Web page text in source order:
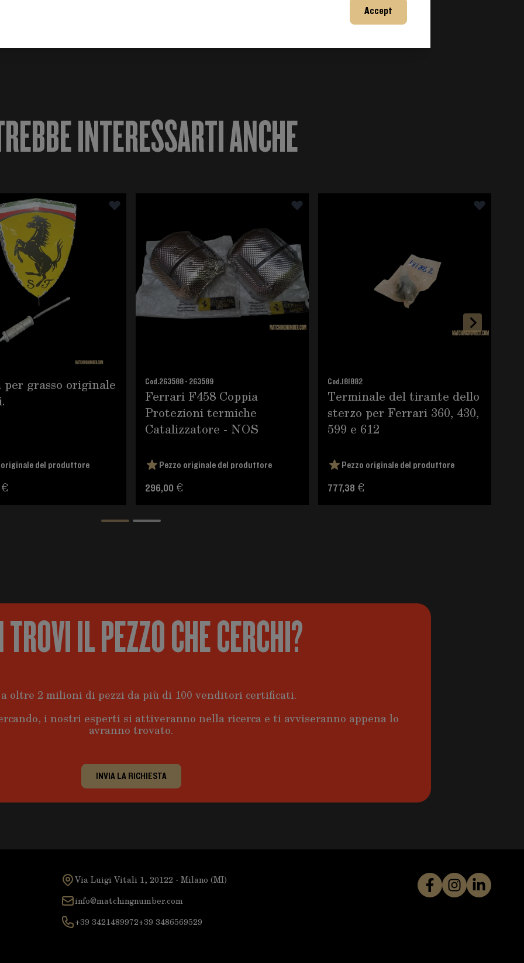
Accept
INTERESSARTI ANCHE
il tasto tabulazione. È possibile saltare il carosello o passare direttamente alla navigazione del
per grasso originale
originale del produttore
€
Cod.263588 - 263589
Ferrari F458 Coppia
Protezioni termiche
Catalizzatore - NOS
Pezzo originale del produttore
296,00 €
Cod.181882
Terminale del tirante dello
sterzo per Ferrari 360, 430,
599 e 612
Pezzo originale del produttore
777,38 €
IL PEZZO CHE CERCHI?
a oltre 2 milioni di pezzi da più di 100 venditori certificati.
i nostri esperti si attiveranno nella ricerca e ti avviseranno appena lo
avranno trovato.
INVIA LA RICHIESTA
Via Luigi Vitali 1, 20122 - Milano (MI)
info@matchingnumber.com
+39 3421489972+39 3486569529